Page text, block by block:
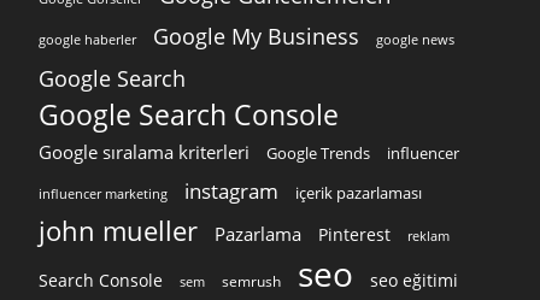
google haberler Google My Business google news
Google Search
Google Search Console
Google sıralama kriterleri Google Trends influencer
influencer marketing instagram içerik pazarlaması
john mueller Pazarlama Pinterest reklam
Search Console sem semrush seo seo eğitimi